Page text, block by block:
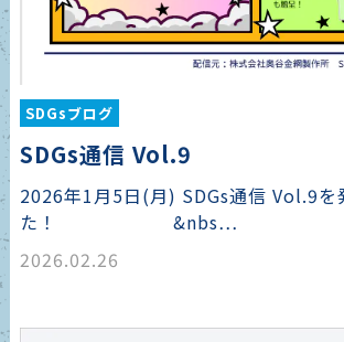
SDGsブログ
SDGs通信 Vol.9
2026年1月5日(月) SDGs通信 Vol.9を
た！ &nbs…
2026.02.26